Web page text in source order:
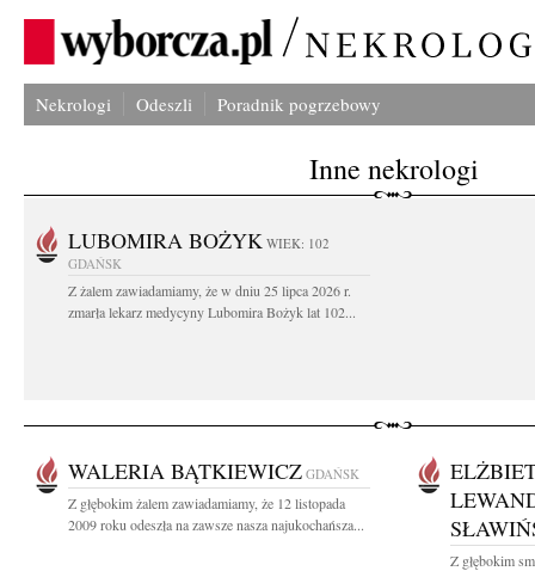
Nekrologi Odeszli Poradnik pogrzebowy
Inne nekrologi
LUBOMIRA BOŻYK WIEK: 102
GDAŃSK
Z żalem zawiadamiamy, że w dniu 25 lipca 2026 r.
zmarła lekarz medycyny Lubomira Bożyk lat 102...
WALERIA BĄTKIEWICZ GDAŃSK
Z głębokim żalem zawiadamiamy, że 12 listopada
2009 roku odeszła na zawsze nasza najukochańsza...
Z głębokim